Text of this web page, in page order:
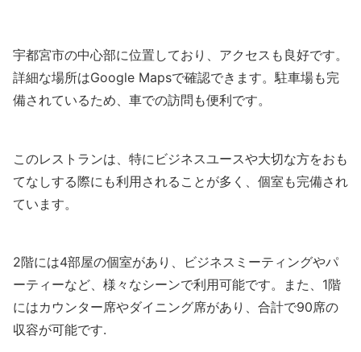
宇都宮市の中心部に位置しており、アクセスも良好です。
詳細な場所はGoogle Mapsで確認できます。駐車場も完
備されているため、車での訪問も便利です。
このレストランは、特にビジネスユースや大切な方をおも
てなしする際にも利用されることが多く、個室も完備され
ています。
2階には4部屋の個室があり、ビジネスミーティングやパ
ーティーなど、様々なシーンで利用可能です。また、1階
にはカウンター席やダイニング席があり、合計で90席の
収容が可能です.